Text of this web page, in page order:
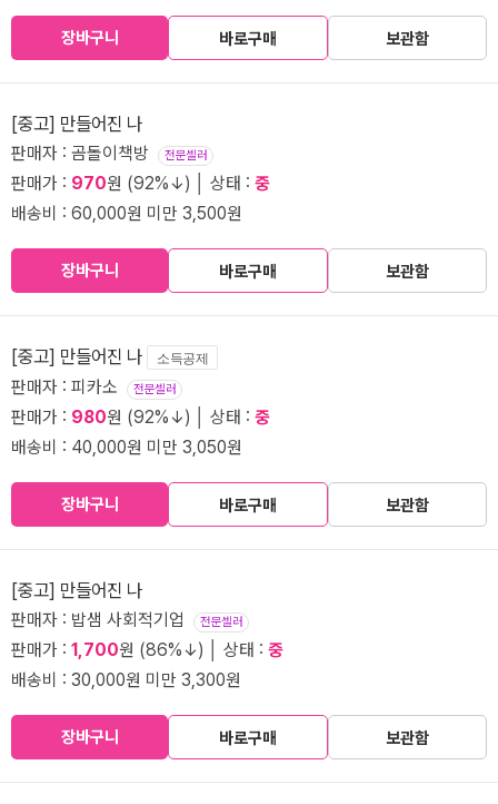
장바구니 바로구매 보관함
[중고] 만들어진 나
판매자 : 곰돌이책방 전문셀러
판매가 : 970원 (92%↓) │ 상태 : 중
배송비 : 60,000원 미만 3,500원
장바구니 바로구매 보관함
[중고] 만들어진 나 소득공제
판매자 : 피카소 전문셀러
판매가 : 980원 (92%↓) │ 상태 : 중
배송비 : 40,000원 미만 3,050원
장바구니 바로구매 보관함
[중고] 만들어진 나
판매자 : 밥샘 사회적기업 전문셀러
판매가 : 1,700원 (86%↓) │ 상태 : 중
배송비 : 30,000원 미만 3,300원
장바구니 바로구매 보관함